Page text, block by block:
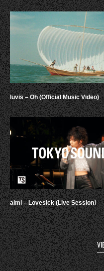
luvis – Oh (Official Music Video)
aimi – Lovesick (Live Session）